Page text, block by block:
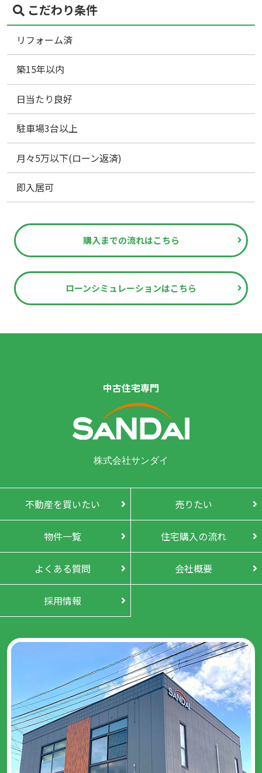
こだわり条件
リフォーム済
築15年以内
日当たり良好
駐車場3台以上
月々5万以下(ローン返済)
即入居可
購入までの流れはこちら
ローンシミュレーションはこちら
中古住宅専門
株式会社サンダイ
不動産を買いたい 売りたい
物件一覧 住宅購入の流れ
よくある質問 会社概要
採用情報